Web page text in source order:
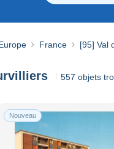
France [95] Val
557 objets
Nouveau